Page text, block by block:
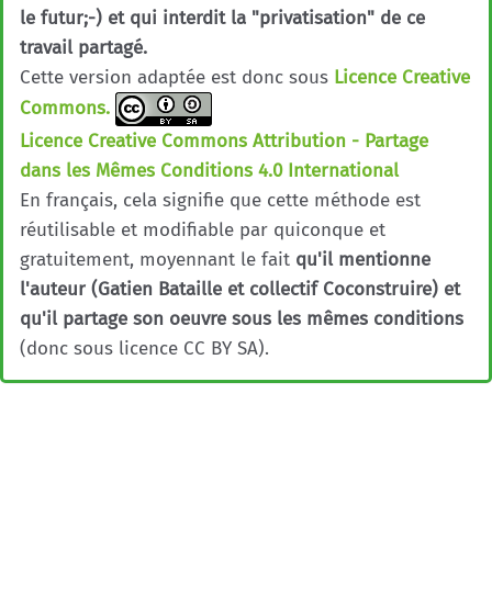
le futur;-) et qui interdit la "privatisation" de ce
travail partagé.
Cette version adaptée est donc sous Licence Creative
Commons.
Licence Creative Commons Attribution - Partage
dans les Mêmes Conditions 4.0 International
En français, cela signifie que cette méthode est
réutilisable et modifiable par quiconque et
gratuitement, moyennant le fait qu'il mentionne
l'auteur (Gatien Bataille et collectif Coconstruire) et
qu'il partage son oeuvre sous les mêmes conditions
(donc sous licence CC BY SA).